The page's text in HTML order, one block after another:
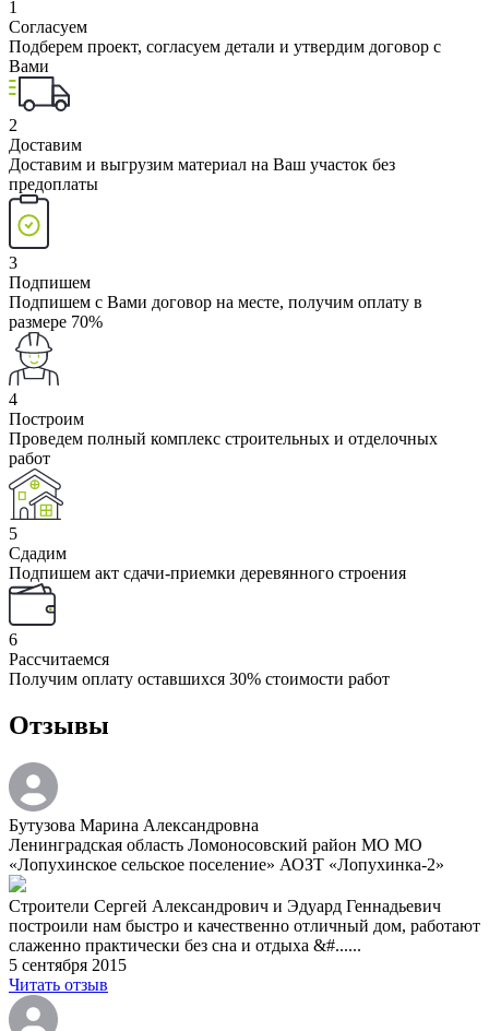
1
Согласуем
Подберем проект, согласуем детали и утвердим договор с
Вами
2
Доставим
Доставим и выгрузим материал на Ваш участок без
предоплаты
3
Подпишем
Подпишем с Вами договор на месте, получим оплату в
размере 70%
4
Построим
Проведем полный комплекс строительных и отделочных
работ
5
Сдадим
Подпишем акт сдачи-приемки деревянного строения
6
Рассчитаемся
Получим оплату оставшихся 30% стоимости работ
Отзывы
Бутузова Марина Александровна
Ленинградская область Ломоносовский район МО МО
«Лопухинское сельское поселение» АОЗТ «Лопухинка-2»
Строители Сергей Александрович и Эдуард Геннадьевич
построили нам быстро и качественно отличный дом, работают
слаженно практически без сна и отдыха &#......
5 сентября 2015
Читать отзыв